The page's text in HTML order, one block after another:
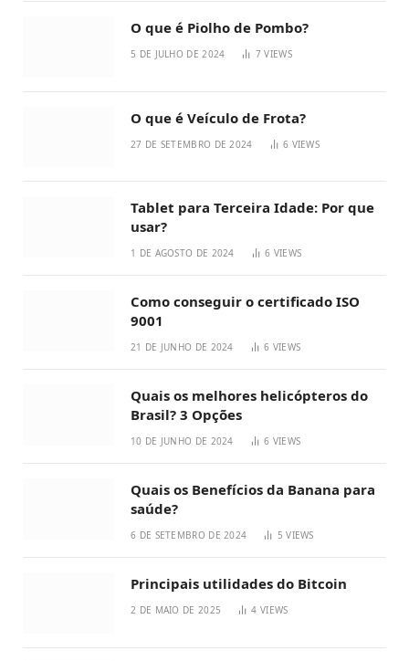
O que é Piolho de Pombo?
5 DE JULHO DE 2024 7VIEWS
O que é Veículo de Frota?
27 DE SETEMBRO DE 2024 6 VIEWS
Tablet para Terceira Idade: Por que
usar?
1 DE AGOSTO DE 2024 6 VIEWS
Como conseguir o certificado ISO
9001
21 DE JUNHO DE 2024 6 VIEWS
Quais os melhores helicópteros do
Brasil? 3 Opções
10 DE JUNHO DE 2024 6 VIEWS
Quais os Benefícios da Banana para
saúde?
6 DE SETEMBRO DE 2024 5VIEWS
Principais utilidades do Bitcoin
2 DE MAIO DE 2025 4VIEWS